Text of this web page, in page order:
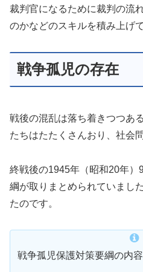
裁判官になるために裁判の流
のかなどのスキルを積み上げ
戦争孤児の存在
戦後の混乱は落ち着きつつあ
たちはたたくさんおり、社会
終戦後の1945年（昭和20年
綱が取りまとめられていまし
たのです。
戦争孤児保護対策要綱の内容